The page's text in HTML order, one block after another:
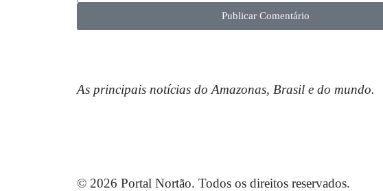
Publicar Comentário
As principais notícias do Amazonas, Brasil e do mundo.
© 2026 Portal Nortão. Todos os direitos reservados.